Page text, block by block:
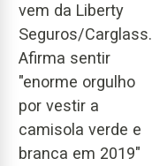
vem da Liberty
Seguros/Carglass.
Afirma sentir
"enorme orgulho
por vestir a
camisola verde e
branca em 2019"